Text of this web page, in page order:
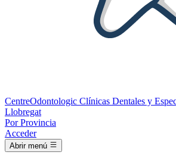
CentreOdontologic Clínicas Dentales y
Llobregat
Por Provincia
Acceder
Abrir menú